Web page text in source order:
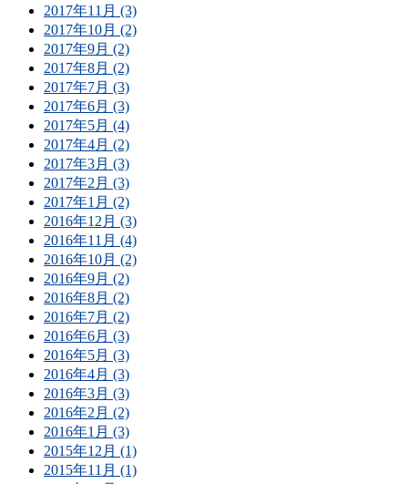
2017年11月 (3)
2017年10月 (2)
2017年9月 (2)
2017年8月 (2)
2017年7月 (3)
2017年6月 (3)
2017年5月 (4)
2017年4月 (2)
2017年3月 (3)
2017年2月 (3)
2017年1月 (2)
2016年12月 (3)
2016年11月 (4)
2016年10月 (2)
2016年9月 (2)
2016年8月 (2)
2016年7月 (2)
2016年6月 (3)
2016年5月 (3)
2016年4月 (3)
2016年3月 (3)
2016年2月 (2)
2016年1月 (3)
2015年12月 (1)
2015年11月 (1)